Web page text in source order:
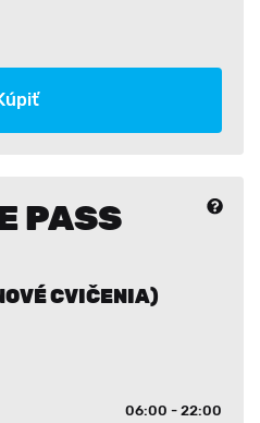
PASS
CVIČENIA)
06:00 - 22:00